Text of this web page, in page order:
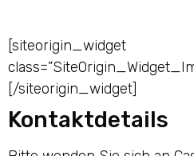
[siteorigin_widget
[/siteorigin_widget]
Kontaktdetails